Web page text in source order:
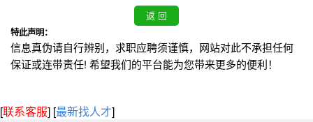
特此声明：
信息真伪请自行辨别，求职应聘须谨慎，网站对此不承担任何
保证或连带责任! 希望我们的平台能为您带来更多的便利！
[联系客服] [最新找人才]